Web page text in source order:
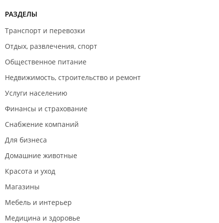
РАЗДЕЛЫ
Транспорт и перевозки
Отдых, развлечения, спорт
Общественное питание
Недвижимость, строительство и ремонт
Услуги населению
Финансы и страхование
Снабжение компаний
Для бизнеса
Домашние животные
Красота и уход
Магазины
Мебель и интерьер
Медицина и здоровье